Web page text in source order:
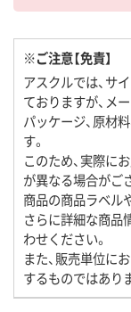
※ご注意【免責】
アスクルでは、サ
ておりますが、メ
パッケージ、原材
す。
このため、実際に
が異なる場合がご
商品の商品ラベル
さらに詳細な商品
わせください。
また、販売単位に
するものではあり